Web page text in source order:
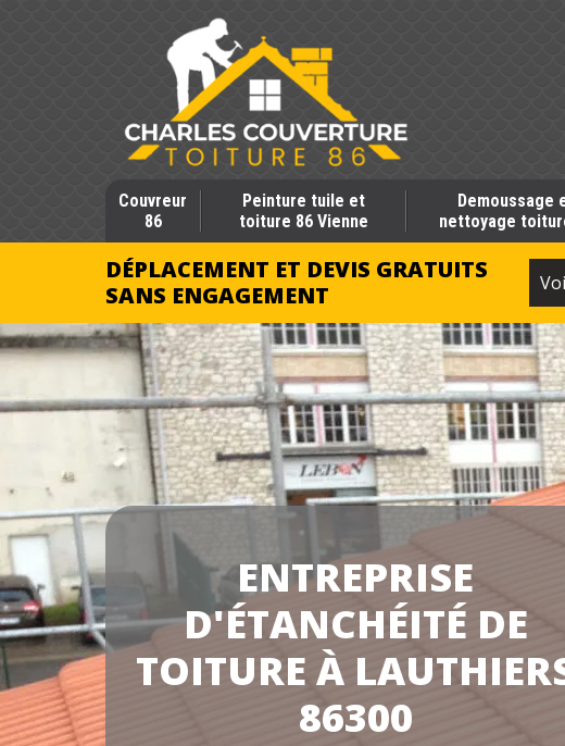
Couvreur
86
Peinture tuile et
toiture 86 Vienne
Demoussage
nettoyage
DÉPLACEMENT ET DEVIS GRATUITS
SANS ENGAGEMENT
ENTREPRISE
D'ÉTANCHÉITÉ DE
TOITURE À
86300